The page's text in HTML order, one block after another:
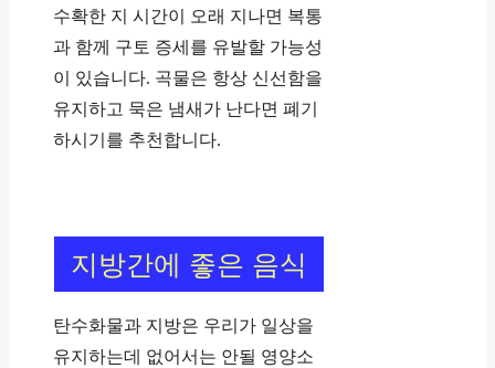
수확한 지 시간이 오래 지나면 복통
과 함께 구토 증세를 유발할 가능성
이 있습니다. 곡물은 항상 신선함을
유지하고 묵은 냄새가 난다면 폐기
하시기를 추천합니다.
지방간에 좋은 음식
탄수화물과 지방은 우리가 일상을
유지하는데 없어서는 안될 영양소